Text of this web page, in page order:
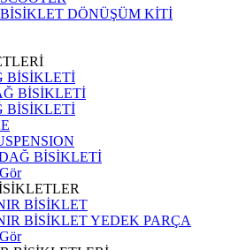
DÖNÜŞÜM KİTİ
BİSİKLETİ
BİSİKLETİ
BİSİKLETİ
BİSİKLETİ
BİSİKLET
BİSİKLET YEDEK PARÇA